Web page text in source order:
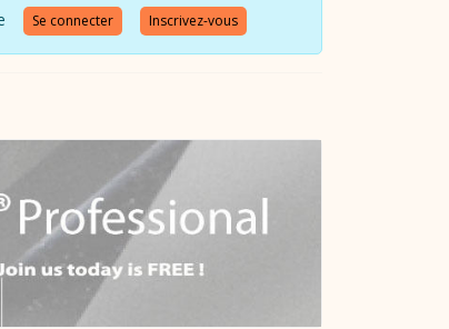
Se connecter Inscrivez-vous